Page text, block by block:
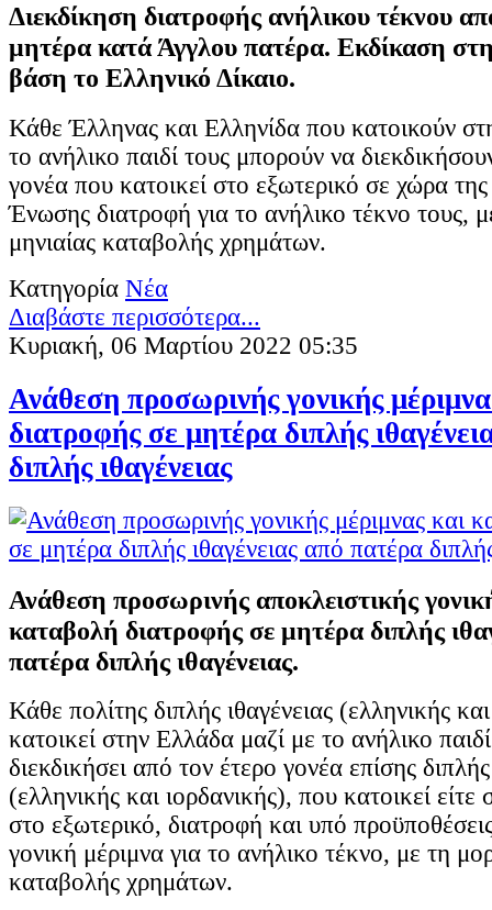
Διεκδίκηση διατροφής ανήλικου τέκνου
μητέρα κατά Άγγλου πατέρα. Εκδίκαση
βάση το Ελληνικό Δίκαιο.
Κάθε Έλληνας και Ελληνίδα που κατοικούν
το ανήλικο παιδί τους μπορούν να
γονέα που κατοικεί στο εξωτερικό σε χώρα
Ένωσης διατροφή για το ανήλικο τέκνο τους,
μηνιαίας καταβολής χρημάτων.
Κατηγορία Νέα
Διαβάστε περισσότερα...
Κυριακή, 06 Μαρτίου 2022 05:35
Ανάθεση προσωρινής γονικής
διατροφής σε μητέρα διπλής
διπλής ιθαγένειας
Ανάθεση προσωρινής αποκλειστικής
καταβολή διατροφής σε μητέρα διπλής
πατέρα διπλής ιθαγένειας.
Κάθε πολίτης διπλής ιθαγένειας (ελληνικής
κατοικεί στην Ελλάδα μαζί με το ανήλικο
διεκδικήσει από τον έτερο γονέα επίσης διπλής
(ελληνικής και ιορδανικής), που κατοικεί είτε
στο εξωτερικό, διατροφή και υπό
γονική μέριμνα για το ανήλικο τέκνο, με τη
καταβολής χρημάτων.